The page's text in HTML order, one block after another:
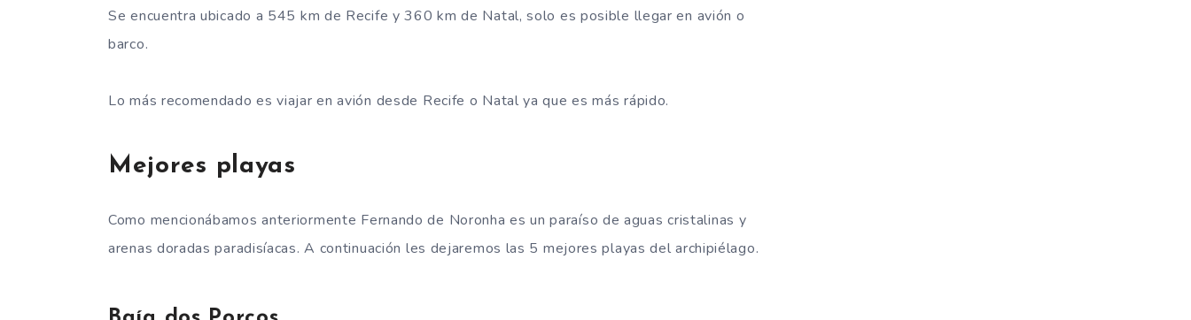
Se encuentra ubicado a 545 km de Recife y 360 km de Natal, solo es posible llegar en avión o
barco.
Lo más recomendado es viajar en avión desde Recife o Natal ya que es más rápido.
Mejores playas
Como mencionábamos anteriormente Fernando de Noronha es un paraíso de aguas cristalinas y
arenas doradas paradisíacas. A continuación les dejaremos las 5 mejores playas del archipiélago.